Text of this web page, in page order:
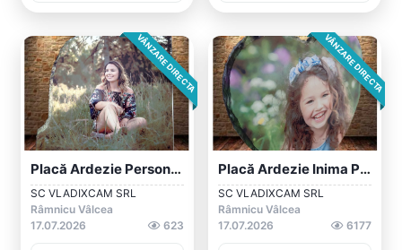
VÂNZARE DIRECTA
Placă Ardezie Personalizata Colt Taiat S...
SC VLADIXCAM SRL
Râmnicu Vâlcea
17.07.2026
623
VÂNZARE DIRECTA
Placă Ardezie Inima Personalizata
SC VLADIXCAM SRL
Râmnicu Vâlcea
17.07.2026
6177